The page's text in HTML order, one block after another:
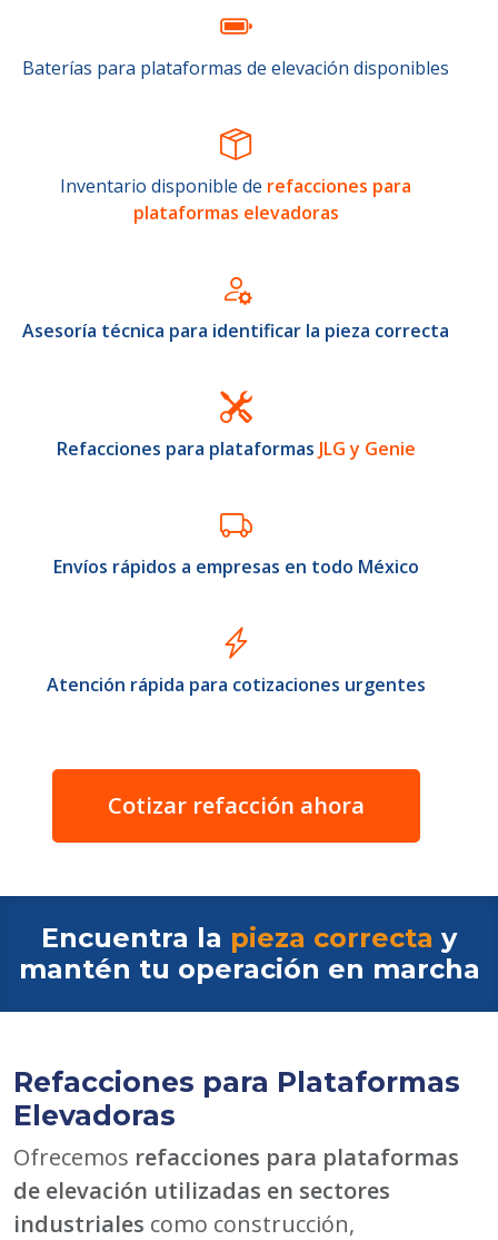
Baterías para plataformas de elevación disponibles
Inventario disponible de refacciones para
plataformas elevadoras
Asesoría técnica para identificar la pieza correcta
Refacciones para plataformas JLG y Genie
Envíos rápidos a empresas en todo México
Atención rápida para cotizaciones urgentes
Cotizar refacción ahora
Encuentra la pieza correcta y
mantén tu operación en marcha
Refacciones para Plataformas
Elevadoras
Ofrecemos refacciones para plataformas
de elevación utilizadas en sectores
industriales como construcción,